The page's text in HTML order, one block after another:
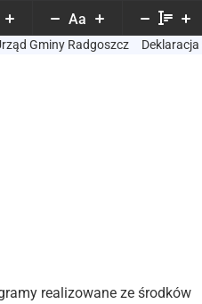
Aa
Gminy Radgoszcz
realizowane ze środków